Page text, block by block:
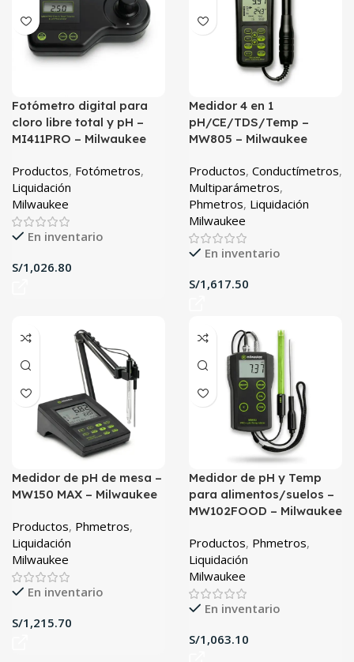
Fotómetro digital para
cloro libre total y pH –
MI411PRO – Milwaukee
Productos, Fotómetros,
Liquidación
Milwaukee
En inventario
S/
Medidor 4 en 1
pH/CE/TDS/Temp –
MW805 – Milwaukee
Productos, Conductímetros,
Multiparámetros,
Phmetros, Liquidación
Milwaukee
En inventario
S/
Medidor de pH de mesa –
MW150 MAX – Milwaukee
Productos, Phmetros,
Liquidación
Milwaukee
En inventario
S/
Medidor de pH y Temp
para alimentos/suelos –
MW102FOOD – Milwaukee
Productos, Phmetros,
Liquidación
Milwaukee
En inventario
S/